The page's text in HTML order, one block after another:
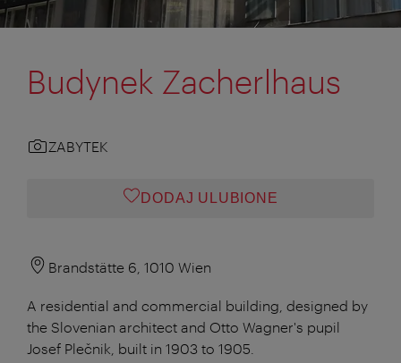
Budynek Zacherlhaus
ZABYTEK
DODAJ ULUBIONE
Brandstätte 6, 1010 Wien
A residential and commercial building, designed by
the Slovenian architect and Otto Wagner's pupil
Josef Plečnik, built in 1903 to 1905.